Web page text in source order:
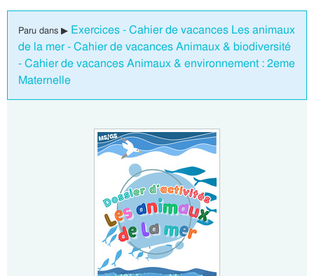
Paru dans ▶ Exercices - Cahier de vacances Les animaux
de la mer - Cahier de vacances Animaux & biodiversité
- Cahier de vacances Animaux & environnement : 2eme
Maternelle